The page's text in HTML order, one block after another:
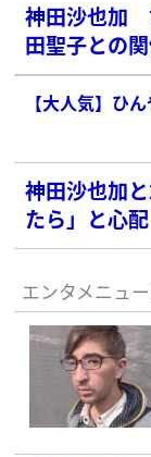
神田沙也加
田聖子との
【大人気】ひ
神田沙也加
たら」と心配
エンタメニュ